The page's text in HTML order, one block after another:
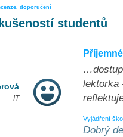
doporučení
studentů
IT
lektorka
Vyjádření
Dobrý